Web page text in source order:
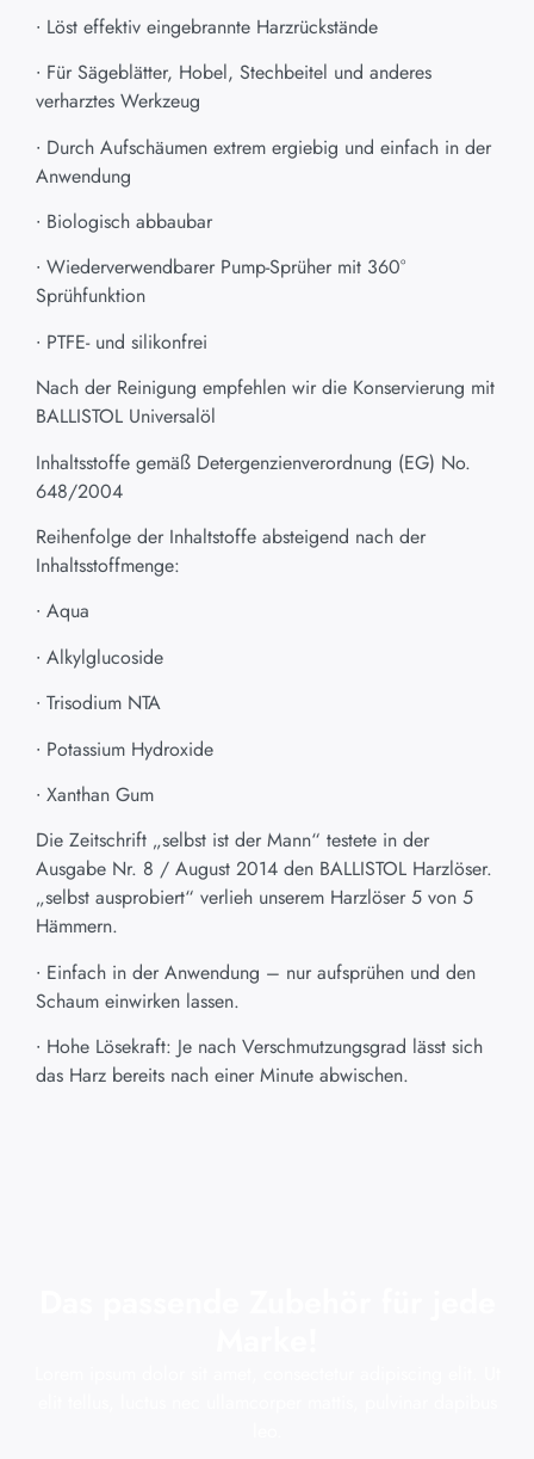
∙ Löst effektiv eingebrannte Harzrückstände
∙ Für Sägeblätter, Hobel, Stechbeitel und anderes
verharztes Werkzeug
∙ Durch Aufschäumen extrem ergiebig und einfach in der
Anwendung
∙ Biologisch abbaubar
∙ Wiederverwendbarer Pump-Sprüher mit 360°
Sprühfunktion
∙ PTFE- und silikonfrei
Nach der Reinigung empfehlen wir die Konservierung mit
BALLISTOL Universalöl
Inhaltsstoffe gemäß Detergenzienverordnung (EG) No.
648/2004
Reihenfolge der Inhaltstoffe absteigend nach der
Inhaltsstoffmenge:
∙ Aqua
∙ Alkylglucoside
∙ Trisodium NTA
∙ Potassium Hydroxide
∙ Xanthan Gum
Die Zeitschrift „selbst ist der Mann“ testete in der
Ausgabe Nr. 8 / August 2014 den BALLISTOL Harzlöser.
„selbst ausprobiert“ verlieh unserem Harzlöser 5 von 5
Hämmern.
∙ Einfach in der Anwendung – nur aufsprühen und den
Schaum einwirken lassen.
∙ Hohe Lösekraft: Je nach Verschmutzungsgrad lässt sich
das Harz bereits nach einer Minute abwischen.